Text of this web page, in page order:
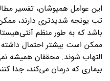
این عوامل همپوشان، تفسیر
تب یونجه شدیدتری دارند،
باشد که به طور منظم
ممکن است بیشتر احتمال داشته
التهاب شوند. محققان همیشه
بیماری که درمان می‌کند، جدا